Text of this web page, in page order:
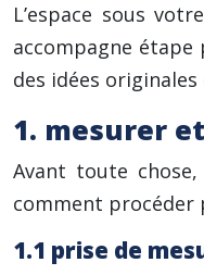
L’espace sous
accompagne
des idées
1. mesurer
Avant toute chose,
comment procéder
1.1 prise de